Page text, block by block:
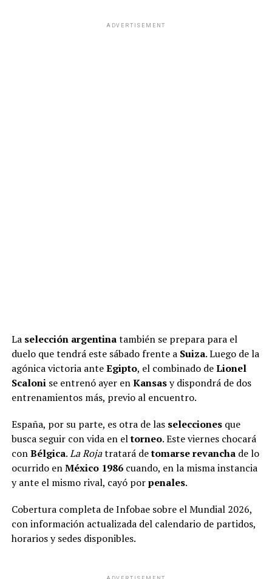
ADVERTISEMENT
La selección argentinatambién se prepara para el
duelo que tendrá este sábado frente a Suiza. Luego de la
agónica victoria anteEgipto, el combinado deLionel
Scalonise entrenó ayer enKansasy dispondrá de dos
entrenamientos más, previo al encuentro.
España, por su parte, es otra de las seleccionesque
busca seguir con vida en eltorneo. Este viernes chocará
conBélgica.La Rojatratará detomarse revanchade lo
ocurrido enMéxico 1986cuando, en la misma instancia
y ante el mismo rival, cayó porpenales.
Cobertura completa de Infobae sobre el Mundial 2026,
con información actualizada del calendario de partidos,
horarios y sedes disponibles.